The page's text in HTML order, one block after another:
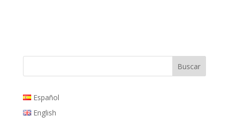
Español
English